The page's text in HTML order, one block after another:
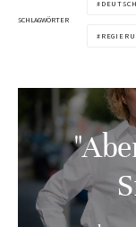
SCHLAGWÖRTER